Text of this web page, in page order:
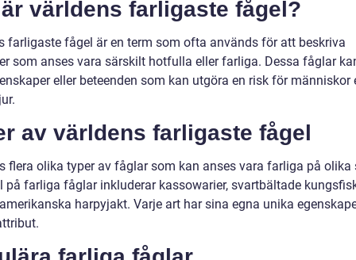
världens farligaste fågel?
farligaste fågel är en term som ofta används för att beskriva
som anses vara särskilt hotfulla eller farliga. Dessa fåglar
eller beteenden som kan utgöra en risk för människor
av världens farligaste fågel
flera olika typer av fåglar som kan anses vara farliga på olika
på farliga fåglar inkluderar kassowarier, svartbältade
harpyjakt. Varje art har sina egna unika